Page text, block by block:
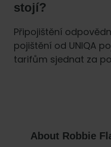
stojí?
Připojištění
pojištění od UNIQA
tarifům sjednat za
About Robbie